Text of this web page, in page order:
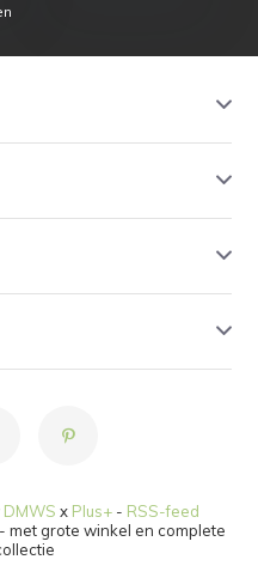
DMWS x Plus+ - RSS-feed
met grote winkel en complete